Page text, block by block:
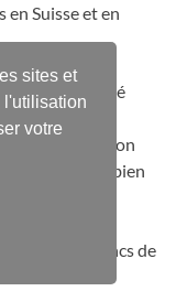
sites et
l'utilisation
votre
Suisse et en
d’un an, Hervé
– trois
une interpellation
meurtres, combien
et
et non-blancs de